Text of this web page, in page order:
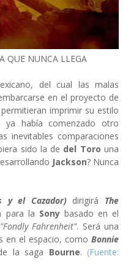
QUE NUNCA LLEGA
del cual las malas
en el proyecto de
imprimir su estilo
ya había comenzado otro
inevitables comparaciones
sido la de del Toro una
Jackson? Nunca
y el Cazador)dirigirá The
para la Sony basado en el
"Fondly Fahrenheit". Será una
en el espacio, como Bonnie
la saga Bourne. (Fuente: